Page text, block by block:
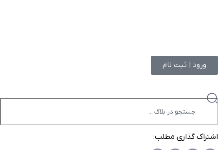
ورود | ثبت نام
اشتراک گذاری مطلب: